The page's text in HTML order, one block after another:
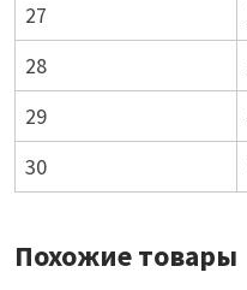
27
28
29
30
Похожие товары